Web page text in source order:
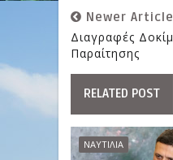
Newer Article
Διαγραφές
Παραίτησης
RELATED POST
ΝΑΥΤΙΛΙΑ